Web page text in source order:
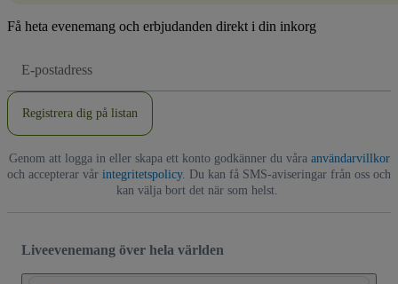
Få heta evenemang och erbjudanden direkt i din inkorg
postadress
Registrera dig på listan
Genom att logga in eller skapa ett konto godkänner du våra användarvillkor
och accepterar vår integritetspolicy. Du kan få SMS-aviseringar från oss och
kan välja bort det när som helst.
Liveevenemang över hela världen